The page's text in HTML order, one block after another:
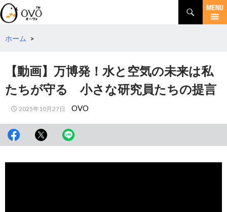
検
索
コ
テ
動
ホーム >
【動画】万博発！水と空気の未来は私
たちが守る 小さな研究員たちの提言
2025年10月27日 OVO